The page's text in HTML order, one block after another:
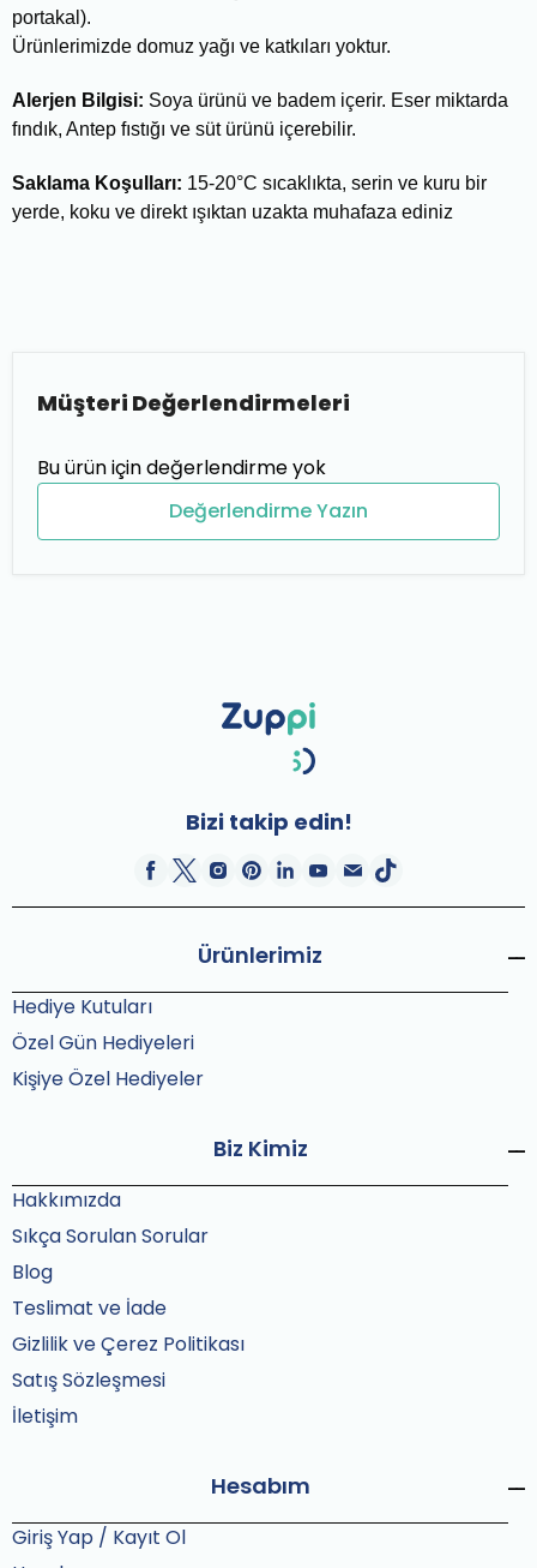
portakal).
Ürünlerimizde domuz yağı ve katkıları yoktur.
Alerjen Bilgisi: Soya ürünü ve badem içerir. Eser miktarda
fındık, Antep fıstığı ve süt ürünü içerebilir.
Saklama Koşulları: 15-20°C sıcaklıkta, serin ve kuru bir
yerde, koku ve direkt ışıktan uzakta muhafaza ediniz
Müşteri Değerlendirmeleri
Bu ürün için değerlendirme yok
Değerlendirme Yazın
Bizi takip edin!
Ürünlerimiz
Hediye Kutuları
Özel Gün Hediyeleri
Kişiye Özel Hediyeler
Biz Kimiz
Hakkımızda
Sıkça Sorulan Sorular
Blog
Teslimat ve İade
Gizlilik ve Çerez Politikası
Satış Sözleşmesi
İletişim
Hesabım
Giriş Yap / Kayıt Ol